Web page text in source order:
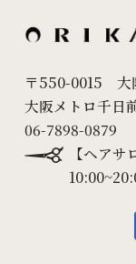
〒550-0015 大
大阪メトロ千日
06-7898-0879
【ヘア